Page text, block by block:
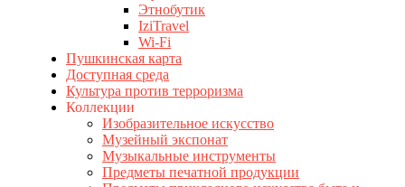
Этнобутик
IziTravel
Wi-Fi
Пушкинская карта
Доступная среда
Культура против терроризма
Коллекции
Изобразительное искусство
Музейный экспонат
Музыкальные инструменты
Предметы печатной продукции